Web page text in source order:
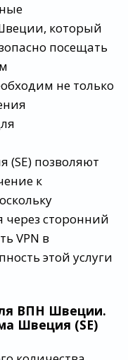
который
посещать
не только
(SE) позволяют
к
через сторонний
VPN в
этой услуги
ВПН Швеции.
Швеция (SE)